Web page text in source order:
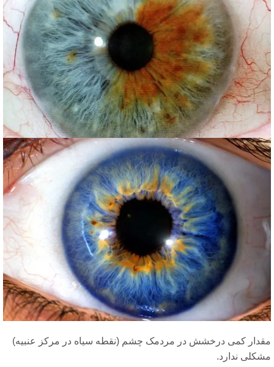
کمی درخشش در مردمک چشم (نقطه سیاه در مرکز عنبیه)
ندارد.